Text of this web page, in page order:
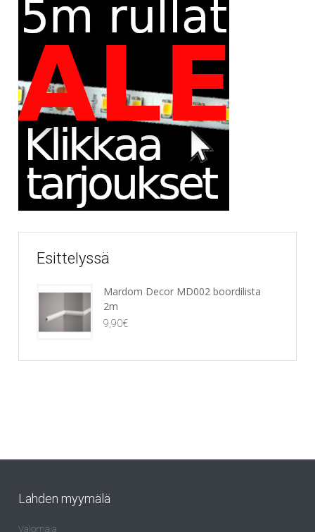
Esittelyssä
Mardom Decor MD002 boordilista
2m
9,90€
Lahden myymälä
Valomaja